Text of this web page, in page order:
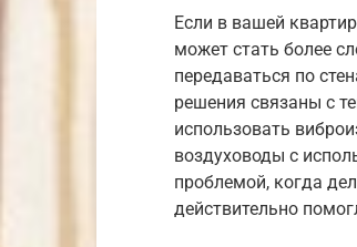
Если в вашей
может стать более
передаваться по
решения связаны с
использовать
воздуховоды с
проблемой, когда
действительно